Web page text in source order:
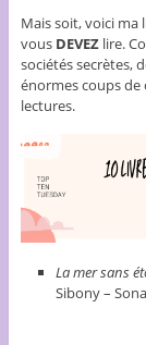
Mais soit, voici ma
vous DEVEZ lire.
sociétés secrètes,
énormes coups de
lectures.
La mer sans
Sibony –